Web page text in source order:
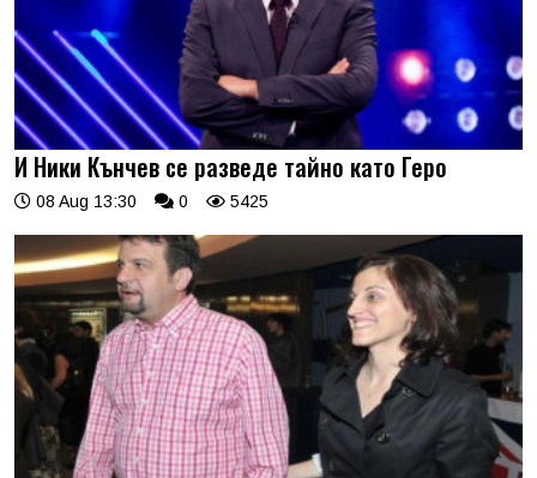
И Ники Кънчев се разведе тайно като Геро
08 Aug 13:30 0 5425